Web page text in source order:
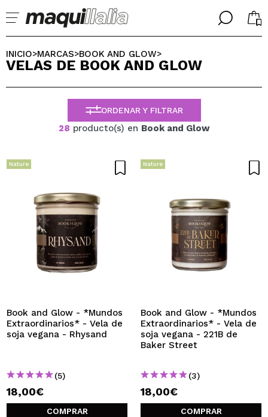
╳
Ya soy #maquilover, tengo cuenta
¿Olvidaste la contraseña?
No tengo cuenta aquí
QUIERO REGISTRARME
tus compras rápidamente, revisar el estado de tus
pedidos y consultar tus operaciones anteriores.
╳
SELECCIONA TU IDIOMA
ESPAÑOL
ENGLISH
FRANCES
ALEMAN
INICIO>MARCAS>BOOK AND GLOW>
VELAS DE BOOK AND GLOW
ORDENAR Y FILTRAR
28 producto(s) en Book and Glow
Nature
Book and Glow - *Mundos
Extraordinarios* - Vela de
soja vegana - Rhysand
(5)
18,00€
COMPRAR
Nature
Book and Glow - *Mundos
Extraordinarios* - Vela de
soja vegana - 221B de
Baker Street
(3)
18,00€
COMPRAR